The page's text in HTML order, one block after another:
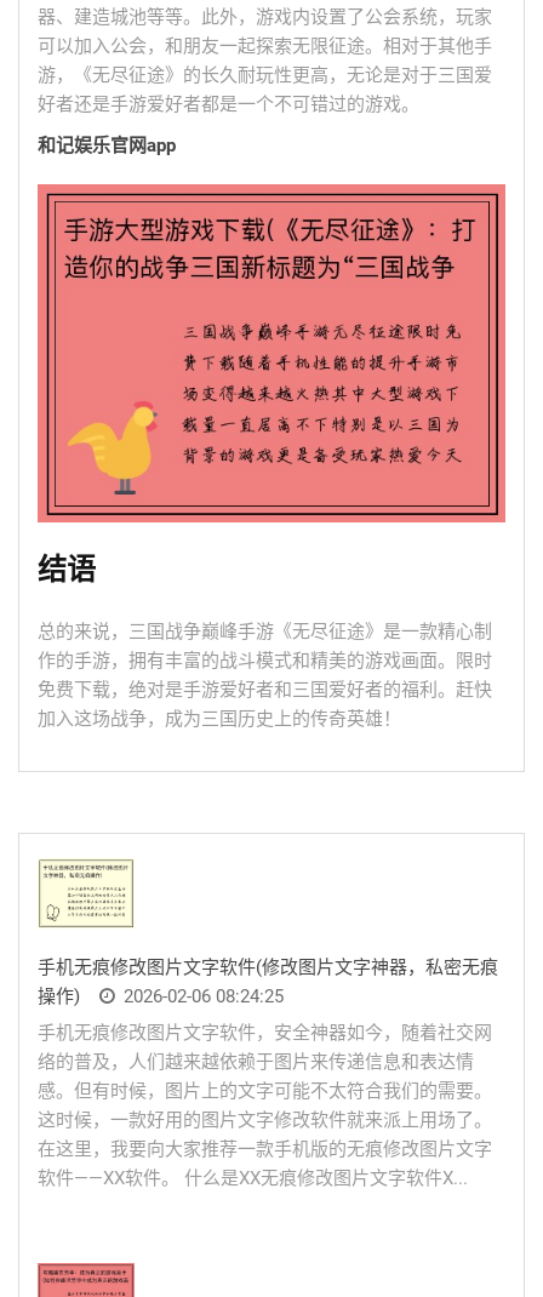
器、建造城池等等。此外，游戏内设置了公会系统，玩家
可以加入公会，和朋友一起探索无限征途。相对于其他手
游，《无尽征途》的长久耐玩性更高，无论是对于三国爱
好者还是手游爱好者都是一个不可错过的游戏。
和记娱乐官网app
结语
总的来说，三国战争巅峰手游《无尽征途》是一款精心制
作的手游，拥有丰富的战斗模式和精美的游戏画面。限时
免费下载，绝对是手游爱好者和三国爱好者的福利。赶快
加入这场战争，成为三国历史上的传奇英雄！
手机无痕修改图片文字软件(修改图片文字神器，私密无痕
操作)
2026-02-06 08:24:25
手机无痕修改图片文字软件，安全神器如今，随着社交网
络的普及，人们越来越依赖于图片来传递信息和表达情
感。但有时候，图片上的文字可能不太符合我们的需要。
这时候，一款好用的图片文字修改软件就来派上用场了。
在这里，我要向大家推荐一款手机版的无痕修改图片文字
软件——XX软件。 什么是XX无痕修改图片文字软件X...